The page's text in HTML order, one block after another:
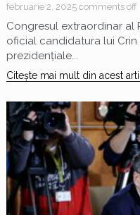
februarie 2, 2025 comments off
Congresul extraordinar al
oficial candidatura lui
prezidențiale...
Citește mai mult din acest